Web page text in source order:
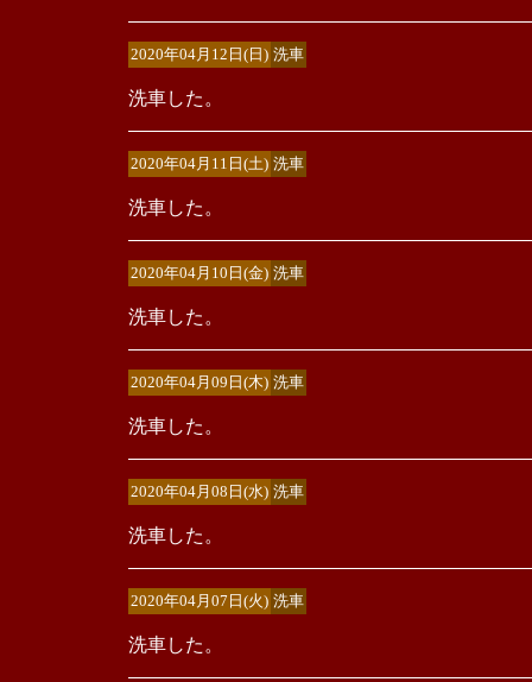
2020年04月12日(日) 洗車
洗車した。
2020年04月11日(土) 洗車
洗車した。
2020年04月10日(金) 洗車
洗車した。
2020年04月09日(木) 洗車
洗車した。
2020年04月08日(水) 洗車
洗車した。
2020年04月07日(火) 洗車
洗車した。